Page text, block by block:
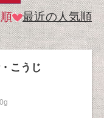
最近の人気順
こうじ